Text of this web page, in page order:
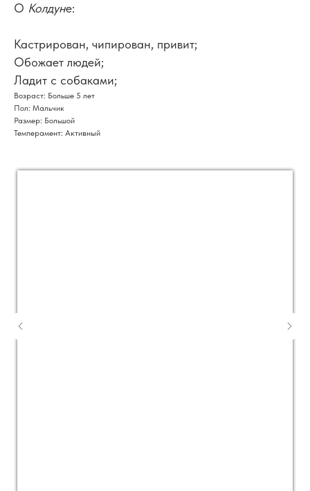
О Колдуне:
Кастрирован, чипирован, привит;
Обожает людей;
Ладит с собаками;
Возраст: Больше 5 лет
Пол: Мальчик
Размер: Большой
Темперамент: Активный